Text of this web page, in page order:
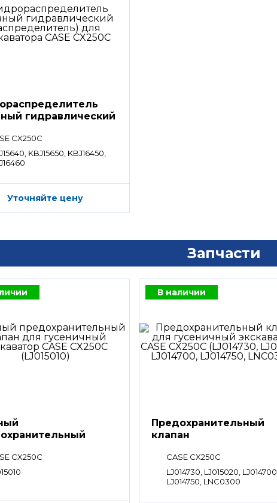
гидравлический
CX250C
KBJ15650, KBJ16450,
Уточняйте цену
Запчасти
CX250C
В наличии
Предохранительный
клапан
CASE CX250C
LJ014730, LJ015020, LJ014700,
LJ014750, LNC0300